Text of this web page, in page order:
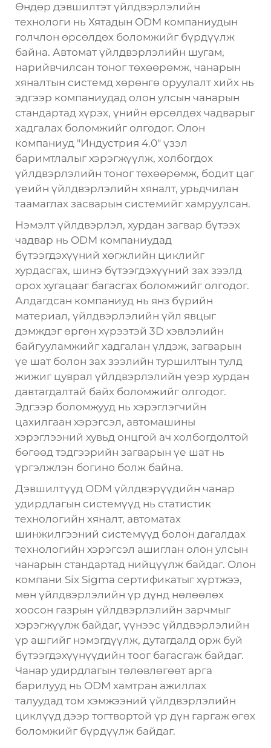
Өндөр дэвшилтэт үйлдвэрлэлийн
технологи нь Хятадын ODM компаниудын
голчлон өрсөлдөх боломжийг бүрдүүлж
байна. Автомат үйлдвэрлэлийн шугам,
нарийвчилсан тоног төхөөрөмж, чанарын
хяналтын системд хөрөнгө оруулалт хийх нь
эдгээр компаниудад олон улсын чанарын
стандартад хүрэх, үнийн өрсөлдөх чадварыг
хадгалах боломжийг олгодог. Олон
компаниуд "Индустрия 4.0" үзэл
баримтлалыг хэрэгжүүлж, холбогдох
үйлдвэрлэлийн тоног төхөөрөмж, бодит цаг
үеийн үйлдвэрлэлийн хяналт, урьдчилан
таамаглах засварын системийг хамруулсан.
Нэмэлт үйлдвэрлэл, хурдан загвар бүтээх
чадвар нь ODM компаниудад
бүтээгдэхүүний хөгжлийн циклийг
хурдасгах, шинэ бүтээгдэхүүний зах зээлд
орох хугацааг багасгах боломжийг олгодог.
Алдагдсан компаниуд нь янз бүрийн
материал, үйлдвэрлэлийн үйл явцыг
дэмждэг өргөн хүрээтэй 3D хэвлэлийн
байгууламжийг хадгалан үлдэж, загварын
үе шат болон зах зээлийн туршилтын тулд
жижиг цуврал үйлдвэрлэлийн үеэр хурдан
давтагдалтай байх боломжийг олгодог.
Эдгээр боломжууд нь хэрэглэгчийн
цахилгаан хэрэгсэл, автомашины
хэрэглээний хувьд онцгой ач холбогдолтой
бөгөөд тэдгээрийн загварын үе шат нь
үргэлжлэн богино болж байна.
Дэвшилтүүд ODM үйлдвэрүүдийн чанар
удирдлагын системүүд нь статистик
технологийн хяналт, автоматах
шинжилгээний системүүд болон дагалдах
технологийн хэрэгсэл ашиглан олон улсын
чанарын стандартад нийцүүлж байдаг. Олон
компани Six Sigma сертификатыг хүртжээ,
мөн үйлдвэрлэлийн үр дүнд нөлөөлөх
хоосон газрын үйлдвэрлэлийн зарчмыг
хэрэгжүүлж байдаг, үүнээс үйлдвэрлэлийн
үр ашгийг нэмэгдүүлж, дутагдалд орж буй
бүтээгдэхүүнүүдийн тоог багасгаж байдаг.
Чанар удирдлагын төлөвлөгөөт арга
барилууд нь ODM хамтран ажиллах
талуудад том хэмжээний үйлдвэрлэлийн
циклүүд дээр тогтвортой үр дүн гаргаж өгөх
боломжийг бүрдүүлж байдаг.